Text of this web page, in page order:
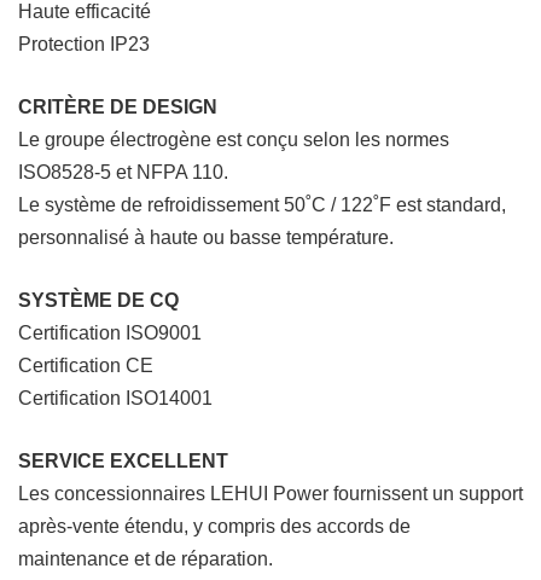
Haute efficacité
Protection IP23
CRITÈRE DE DESIGN
Le groupe électrogène est conçu selon les normes
ISO8528-5 et NFPA 110.
Le système de refroidissement 50˚C / 122˚F est standard,
personnalisé à haute ou basse température.
SYSTÈME DE CQ
Certification ISO9001
Certification CE
Certification ISO14001
SERVICE EXCELLENT
Les concessionnaires LEHUI Power fournissent un support
après-vente étendu, y compris des accords de
maintenance et de réparation.